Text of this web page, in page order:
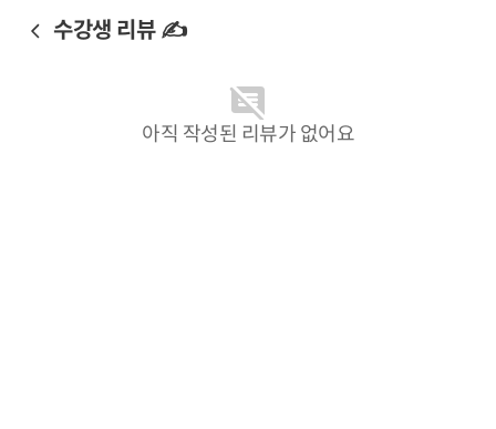
수강생 리뷰 ✍️
아직 작성된 리뷰가 없어요